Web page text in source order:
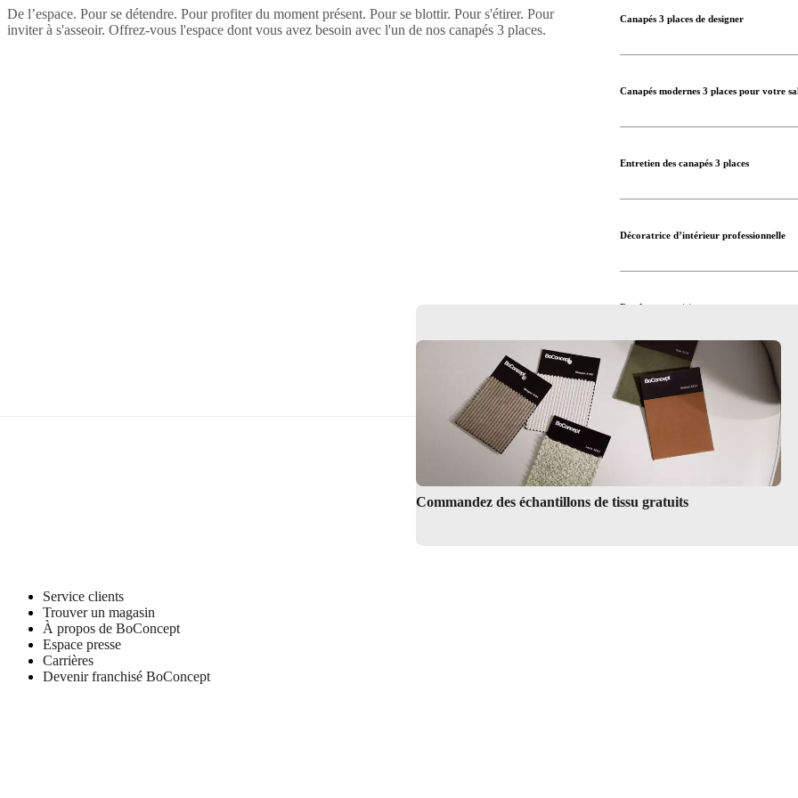
De l’espace. Pour se détendre. Pour profiter du moment présent. Pour se blottir. Pour s'étirer. Pour
inviter à s'asseoir. Offrez-vous l'espace dont vous avez besoin avec l'un de nos canapés 3 places.
Canapés 3 places de designer
Canapés modernes 3 places pour votre
Entretien des canapés 3 places
Forever beautiful
Décoratrice d’intérieur professionnelle
Service de décoration
Rendez-nous visite
Achetez des canapés 3 places design
Commandez des échantillons de tissu gratuits
Service clients
Trouver un magasin
À propos de BoConcept
Espace presse
Carrières
Devenir franchisé BoConcept